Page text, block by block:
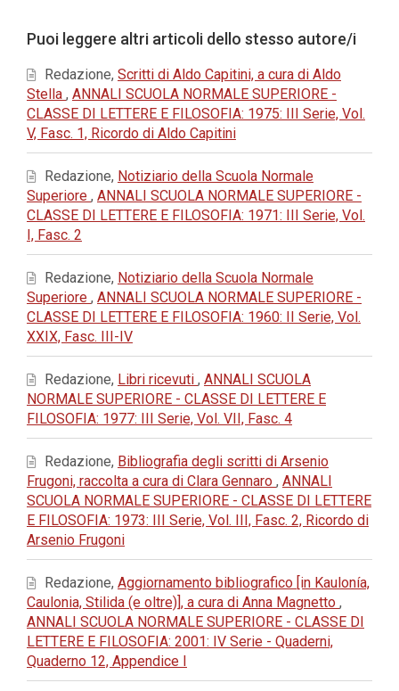
dell'articolo
Puoi leggere altri articoli dello stesso autore/i
Redazione, Scritti di Aldo Capitini, a cura di Aldo
Stella , ANNALI SCUOLA NORMALE SUPERIORE -
CLASSE DI LETTERE E FILOSOFIA: 1975: III Serie, Vol.
V, Fasc. 1, Ricordo di Aldo Capitini
Redazione, Notiziario della Scuola Normale
Superiore , ANNALI SCUOLA NORMALE SUPERIORE -
CLASSE DI LETTERE E FILOSOFIA: 1971: III Serie, Vol.
I, Fasc. 2
Redazione, Notiziario della Scuola Normale
Superiore , ANNALI SCUOLA NORMALE SUPERIORE -
CLASSE DI LETTERE E FILOSOFIA: 1960: II Serie, Vol.
XXIX, Fasc. III-IV
Redazione, Libri ricevuti , ANNALI SCUOLA
NORMALE SUPERIORE - CLASSE DI LETTERE E
FILOSOFIA: 1977: III Serie, Vol. VII, Fasc. 4
Redazione, Bibliografia degli scritti di Arsenio
Frugoni, raccolta a cura di Clara Gennaro , ANNALI
SCUOLA NORMALE SUPERIORE - CLASSE DI LETTERE
E FILOSOFIA: 1973: III Serie, Vol. III, Fasc. 2, Ricordo di
Arsenio Frugoni
Redazione, Aggiornamento bibliografico [in Kaulonía,
Caulonia, Stilida (e oltre)], a cura di Anna Magnetto ,
ANNALI SCUOLA NORMALE SUPERIORE - CLASSE DI
LETTERE E FILOSOFIA: 2001: IV Serie - Quaderni,
Quaderno 12, Appendice I